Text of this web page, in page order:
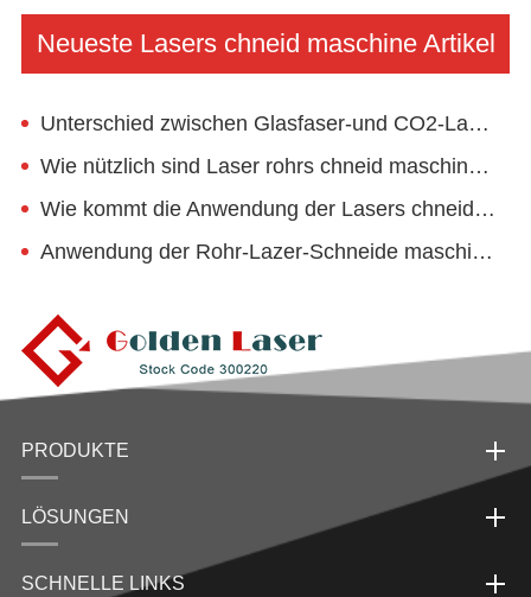
Neueste Lasers chneid maschine Artikel
Unterschied zwischen Glasfaser-und CO2-Laserschneidmaschine
Wie nützlich sind Laser rohrs chneid maschinen in der Fitness geräte industrie?
Wie kommt die Anwendung der Lasers chneid maschine der Elektro industrie zugute?
Anwendung der Rohr-Lazer-Schneide maschine im Schutz-Geländer
PRODUKTE
LÖSUNGEN
SCHNELLE LINKS